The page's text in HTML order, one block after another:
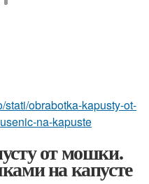
stati/obrabotka-kapusty-ot-
na-kapuste
от мошки.
на капусте